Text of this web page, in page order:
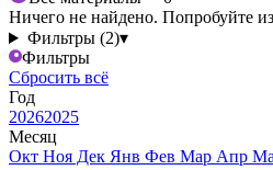
Ничего не найдено. Попробуйте
Фильтры (2)▾
Фильтры
Сбросить всё
Год
20262025
Месяц
Окт Ноя Дек Янв Фев Мар Апр